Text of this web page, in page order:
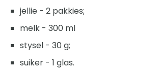
jellie - 2 pakkies;
melk - 300 ml
stysel - 30 g;
suiker - 1 glas.